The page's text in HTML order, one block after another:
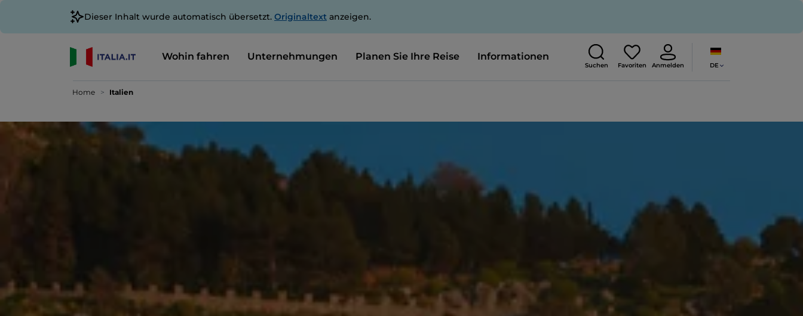
Dieser Inhalt wurde automatisch übersetzt. Originaltext anzeigen.
Wohin fahren Unternehmungen Planen Sie Ihre Reise Informationen
Suchen Favoriten Anmelden DE
Home Italien